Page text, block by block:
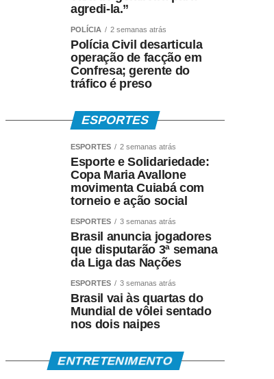
agredi-la.”
POLÍCIA 2 semanas atrás
Polícia Civil desarticula
operação de facção em
Confresa; gerente do
tráfico é preso
ESPORTES
ESPORTES 2 semanas atrás
Esporte e Solidariedade:
Copa Maria Avallone
movimenta Cuiabá com
torneio e ação social
ESPORTES 3 semanas atrás
Brasil anuncia jogadores
que disputarão 3ª semana
da Liga das Nações
ESPORTES 3 semanas atrás
Brasil vai às quartas do
Mundial de vôlei sentado
nos dois naipes
ENTRETENIMENTO